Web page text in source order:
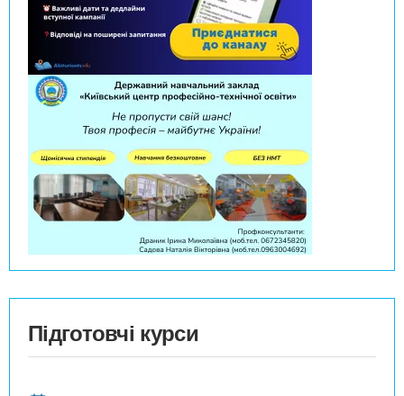
Підготовчі курси